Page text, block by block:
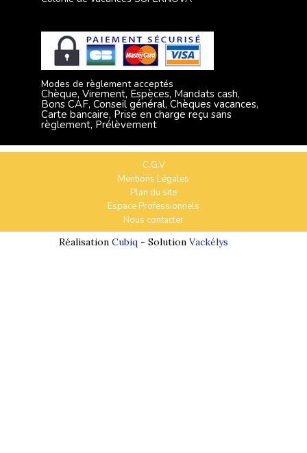
Modes de règlement acceptés
Chèque, Virement, Espèces, Mandats cash,
Bons CAF, Conseil général, Chèques vacances,
Carte bancaire, Prise en charge reçu sans
règlement, Prélèvement
C.G.V
Mentions Légales
Plan du site
Espace Professionnels
Nous contacter
Réalisation Cubiq- Solution Vackélys